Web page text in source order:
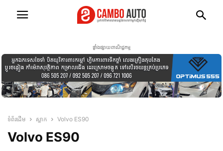
ផ្ទាំងផ្សាយពាណិជ្ជកម្ម
ទំព័រដើម ស្លាក Volvo ES90
Volvo ES90